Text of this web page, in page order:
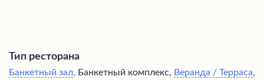
Тип ресторана
Банкетный зал, Банкетный комплекс, Веранда / Терраса,